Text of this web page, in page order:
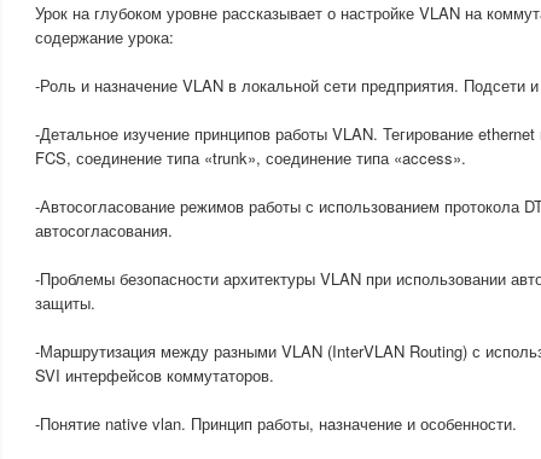
Урок на глубоком уровне рассказывает о настройке VLAN на
содержание урока:
-Роль и назначение VLAN в локальной сети предприятия. Подсети
-Детальное изучение принципов работы VLAN. Тегирование
FCS, соединение типа «trunk», соединение типа «access».
-Автосогласование режимов работы с использованием протокола
автосогласования.
-Проблемы безопасности архитектуры VLAN при использовании
защиты.
-Маршрутизация между разными VLAN (InterVLAN Routing) с
SVI интерфейсов коммутаторов.
-Понятие native vlan. Принцип работы, назначение и особенности.